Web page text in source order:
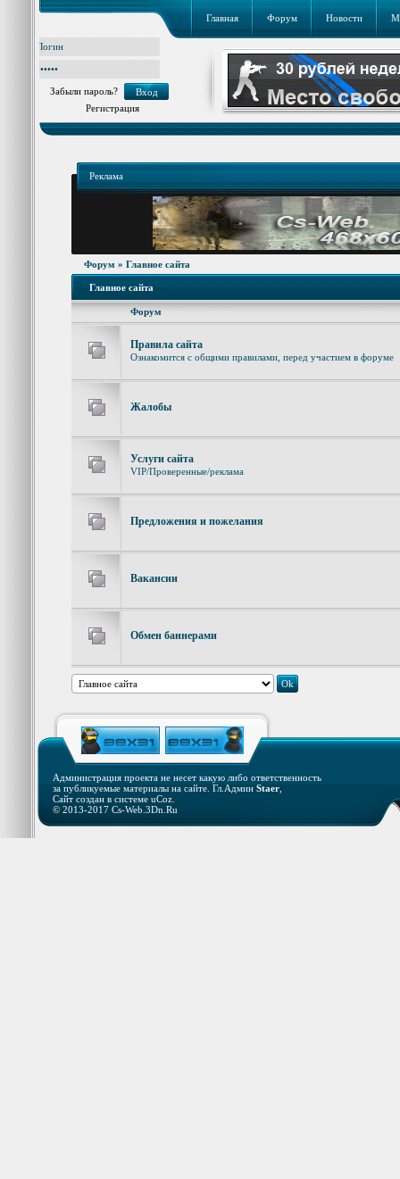
Главная Форум Новости
Забыли пароль?
Регистрация
Реклама
Форум » Главное сайта
Главное сайта
Форум
Правила сайта
Ознакомится с общими правилами, перед участием в форуме
Жалобы
Услуги сайта
VIP/Проверенные/реклама
Предложения и пожелaния
Вакансии
Обмен баннерами
Администрация проекта не несет какую либо ответственность
за публикуемые материалы на сайте. Гл.Админ Staer
Сайт создан в системе uCoz
© 2013-2017 Cs-Web.3Dn.Ru